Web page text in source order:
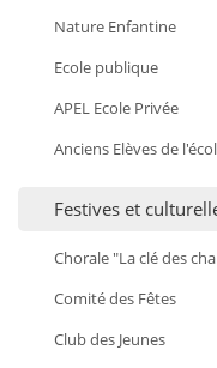
Nature Enfantine
Ecole publique
APEL Ecole Privée
Anciens Elèves de
Festives et
Chorale "La clé des
Comité des Fêtes
Club des Jeunes